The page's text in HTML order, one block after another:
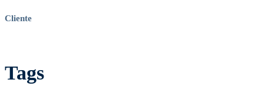
Cliente
Tags